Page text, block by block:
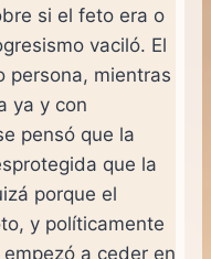
si el feto era o
vaciló. El
persona, mientras
ya y con
pensó que la
que la
porque el
y políticamente
a ceder en